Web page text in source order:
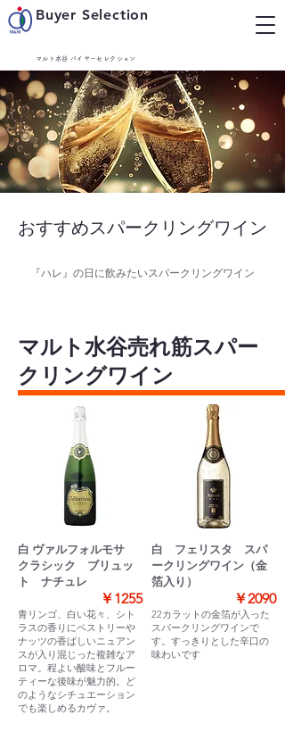
Buyer Selection
マルト水谷 バイヤーセレクション
おすすめスパークリングワイン
『ハレ』の日に飲みたいスパークリングワイン
マルト水谷売れ筋スパー
クリングワイン
白 ヴァルフォルモサ
クラシック ブリュッ
ト ナチュレ
￥1255
青リンゴ、白い花々、シト
ラスの香りにペストリーや
ナッツの香ばしいニュアン
スが入り混じった複雑なア
ロマ。程よい酸味とフルー
ティーな後味が魅力的。ど
のようなシチュエーション
でも楽しめるカヴァ。
白 フェリスタ スパ
ークリングワイン（金
箔入り）
￥2090
22カラットの金箔が入った
スパークリングワインで
す。すっきりとした辛口の
味わいです